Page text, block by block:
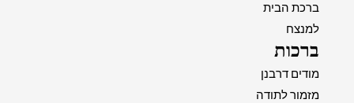
ברכת הבית
למנצח
ברכות
מודים דרבנן
מזמור לתודה